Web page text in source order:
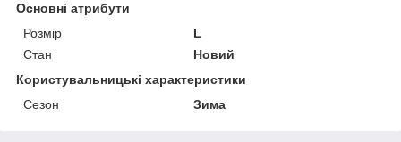
Основні атрибути
Розмір
L
Стан
Новий
Користувальницькі характеристики
Сезон
Зима